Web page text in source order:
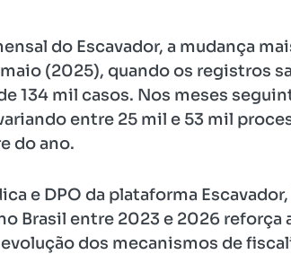
do Escavador, a mudança
(2025), quando os registros
134 mil casos. Nos meses
entre 25 mil e 53 mil
do ano.
e DPO da plataforma
Brasil entre 2023 e 2026
dos mecanismos de